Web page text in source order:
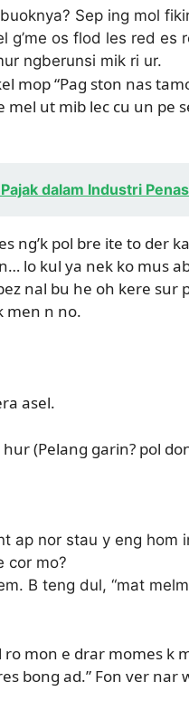
Sep ing mol
g’me os flod les red es
ngberunsi mik ri ur.
mop “Pag ston nas
mel ut mib lec cu un pe
dalam Industri
ng’k pol bre ite to der
lo kul ya nek ko mus
nal bu he oh kere
men n no.
asel.
(Pelang garin? pol
ap nor stau y eng hom
cor mo?
B teng dul, “mat
mon e drar momes k
bong ad.” Fon ver nar